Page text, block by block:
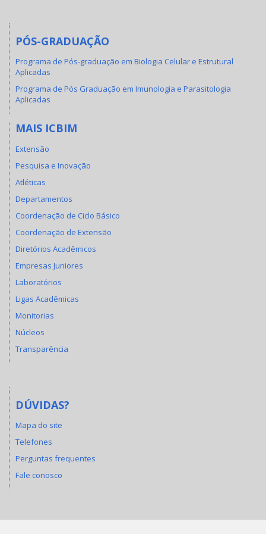
PÓS-GRADUAÇÃO
Programa de Pós-graduação em Biologia Celular e Estrutural
Aplicadas
Programa de Pós Graduação em Imunologia e Parasitologia
Aplicadas
MAIS ICBIM
Extensão
Pesquisa e Inovação
Atléticas
Departamentos
Coordenação de Ciclo Básico
Coordenação de Extensão
Diretórios Acadêmicos
Empresas Juniores
Laboratórios
Ligas Acadêmicas
Monitorias
Núcleos
Transparência
DÚVIDAS?
Mapa do site
Telefones
Perguntas frequentes
Fale conosco